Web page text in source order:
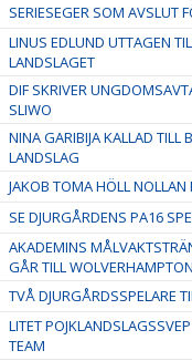
SERIESEGER SOM AVSLUT
LINUS EDLUND UTTAGEN
LANDSLAGET
DIF SKRIVER
SLIWO
NINA GARIBIJA KALLAD TILL
LANDSLAG
JAKOB TOMA HÖLL
SE DJURGÅRDENS PA16
AKADEMINS
GÅR TILL
TVÅ DJURGÅRDSSPELARE
LITET
TEAM